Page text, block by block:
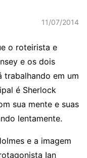
11/07/2014
o roteirista e
e os dois
trabalhando em um
é Sherlock
sua mente e suas
lentamente.
e a imagem
Ian